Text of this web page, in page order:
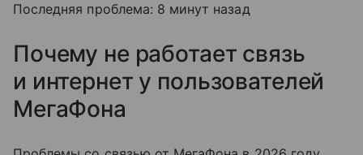
Последняя проблема: 8 минут назад
Почему не работает связь
и интернет у пользователей
МегаФона